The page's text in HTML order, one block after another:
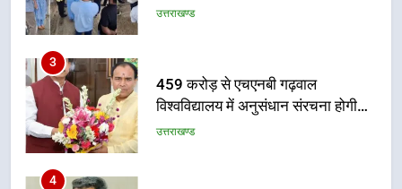
का डीएम ने किया निरीक्षण; समयबद्ध एवं
नहींः डीएम
उत्तराखण्ड
3
459 करोड़ से एचएनबी गढ़वाल
विश्वविद्यालय में अनुसंधान संरचना होगी
सुदृढ
उत्तराखण्ड
4